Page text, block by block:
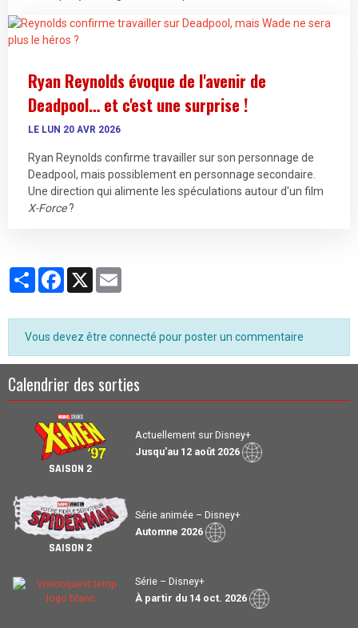
Ryan Reynolds évoque de l'avenir de
Deadpool… et c'est une surprise !
LE LUN 20 AVR 2026
Ryan Reynolds confirme travailler sur son personnage de
Deadpool, mais possiblement en personnage secondaire.
Une direction qui alimente les spéculations autour d'un film
X-Force?
PartagerFacebook
X
Vous devez être connecté pour poster un commentaire
Calendrier des sorties
SAISON 2
Actuellement sur Disney+
Jusqu'au 12 août 2026
SAISON 2
Série animée – Disney+
Automne 2026
Série – Disney+
À partir du 14 oct. 2026